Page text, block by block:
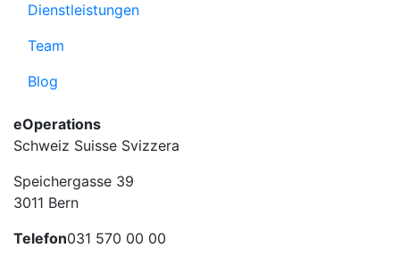
eOperations
Schweiz Suisse Svizzera
Speichergasse 39
3011 Bern
Telefon031 570 00 00
Dienstleistungen
Team
Blog